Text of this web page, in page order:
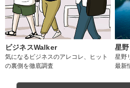
ビジネスWalker
気になるビジネスのアレコレ、ヒット
の裏側を徹底調査
星
星野
最新